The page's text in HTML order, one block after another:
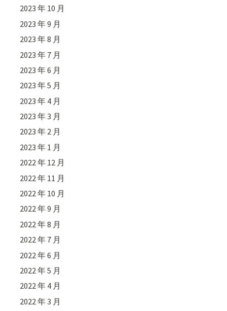
2023 年 10 月
2023 年 9 月
2023 年 8 月
2023 年 7 月
2023 年 6 月
2023 年 5 月
2023 年 4 月
2023 年 3 月
2023 年 2 月
2023 年 1 月
2022 年 12 月
2022 年 11 月
2022 年 10 月
2022 年 9 月
2022 年 8 月
2022 年 7 月
2022 年 6 月
2022 年 5 月
2022 年 4 月
2022 年 3 月